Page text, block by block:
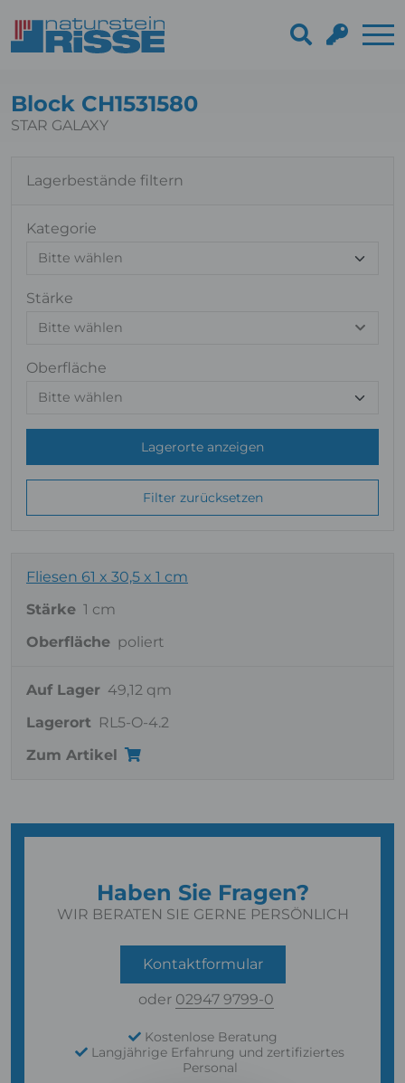
Block CH1531580
STAR GALAXY
Lagerbestände filtern
Kategorie
Stärke
Bitte wählen
Oberfläche
Lagerorte anzeigen
Filter zurücksetzen
Fliesen 61 x 30,5 x 1 cm
Stärke 1 cm
Oberfläche poliert
Auf Lager 49,12 qm
Lagerort RL5-O-4.2
Zum Artikel
Haben Sie Fragen?
WIR BERATEN SIE GERNE PERSÖNLICH
Kontaktformular
oder 02947 9799-0
Kostenlose Beratung
Langjährige Erfahrung und zertifiziertes
Personal